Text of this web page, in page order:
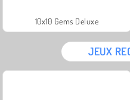
10x10 Gems Deluxe
JEUX